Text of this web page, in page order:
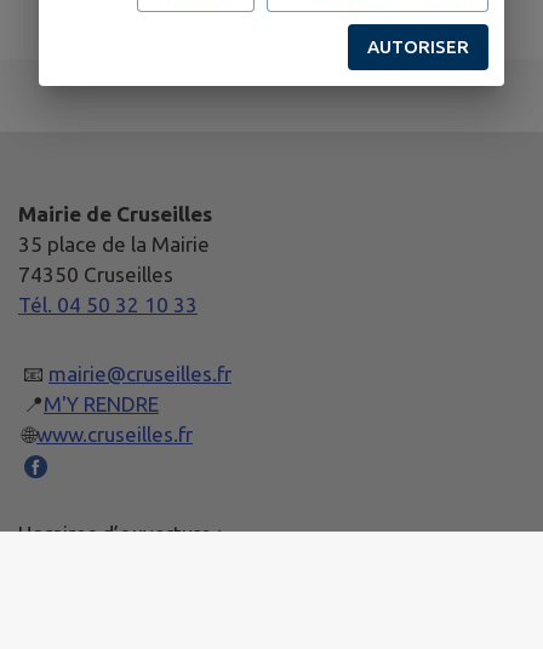
Mairie de Cruseilles
35 place de la Mairie
74350 Cruseilles
Tél. 04 50 32 10 33
📧 mairie@cruseilles.fr
📍M'Y RENDRE
🌐www.cruseilles.fr
Horaires d’ouverture :
AUTORISER